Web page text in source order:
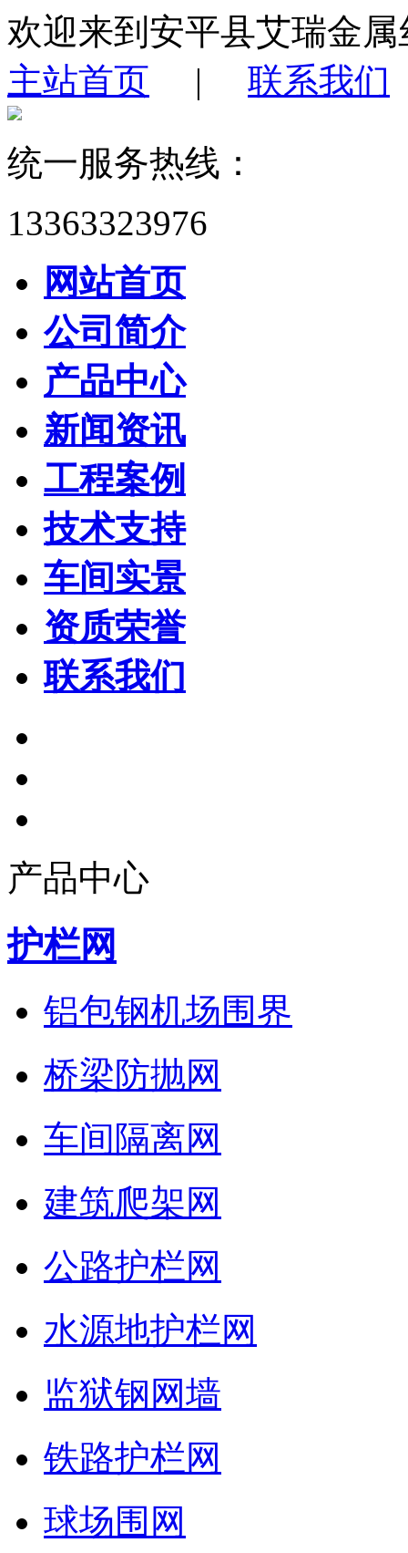
欢迎来到安平县艾瑞金
主站首页 | 联系我们
统一服务热线：
13363323976
网站首页
公司简介
产品中心
新闻资讯
工程案例
技术支持
车间实景
资质荣誉
联系我们
产品中心
护栏网
铝包钢机场围界
桥梁防抛网
车间隔离网
建筑爬架网
公路护栏网
水源地护栏网
监狱钢网墙
铁路护栏网
球场围网